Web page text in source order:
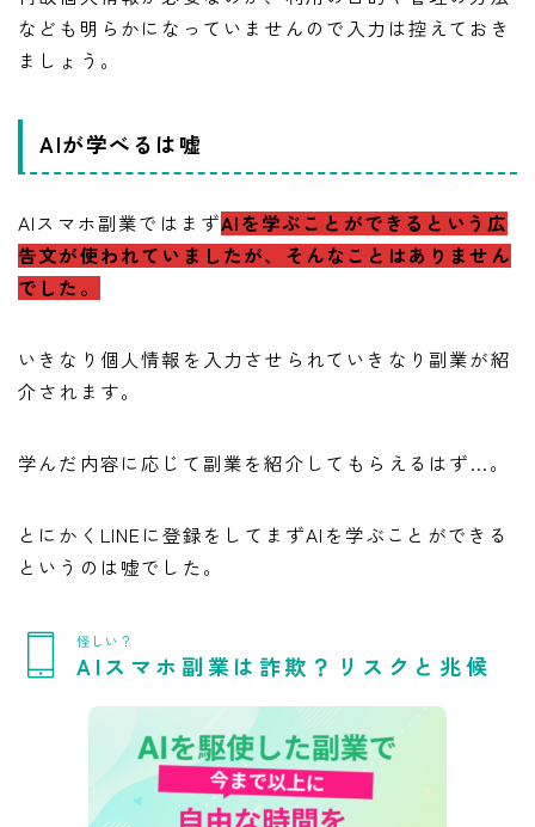
なども明らかになっていませんので入力は控えておき
ましょう。
AIが学べるは嘘
AIスマホ副業ではまずAIを学ぶことができるという広
告文が使われていましたが、そんなことはありません
でした。
いきなり個人情報を入力させられていきなり副業が紹
介されます。
学んだ内容に応じて副業を紹介してもらえるはず…。
とにかくLINEに登録をしてまずAIを学ぶことができる
というのは嘘でした。
怪しい？
AIスマホ副業は詐欺？リスクと兆候